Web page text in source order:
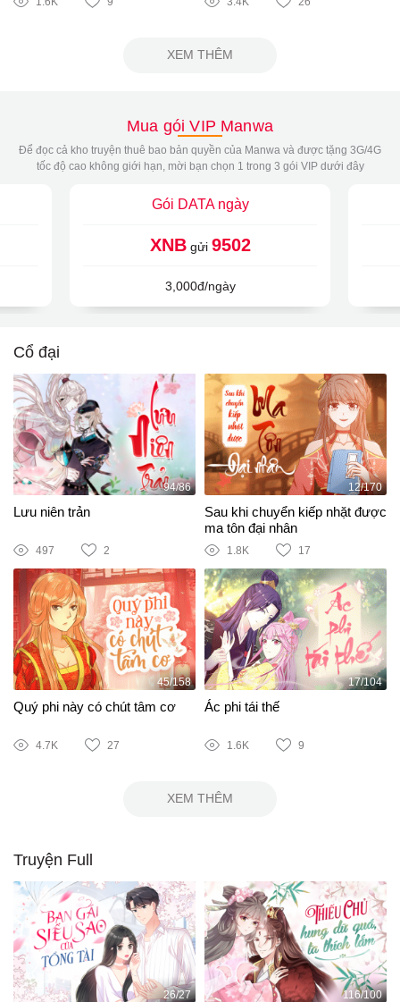
XEM THÊM
Mua gói VIP Manwa
Để đọc cả kho truyện thuê bao bản quyền của Manwa và được tặng 3G/4G
tốc độ cao không giới hạn, mời bạn chọn 1 trong 3 gói VIP dưới đây
Gói DATA ngày
XNBgửi 9502
3,000đ/ngày
Cổ đại
94/86
Lưu niên trản
497 2
12/170
Sau khi chuyển kiếp nhặt được
ma tôn đại nhân
1.8K 17
45/158
Quý phi này có chút tâm cơ
4.7K 27
17/104
Ác phi tái thế
1.6K 9
XEM THÊM
Truyện Full
26/27 116/100